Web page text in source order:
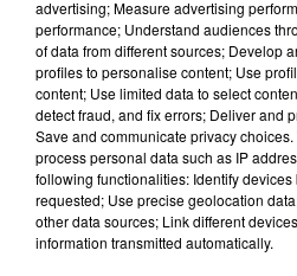
7 août 2026
RÜFÜS DU
album après
7 août 2026
Angèle et
collaboration
advertising; Measure advertising
performance; Understand audiences
of data from different sources; Develop
profiles to personalise content; Use
content; Use limited data to select
detect fraud, and fix errors; Deliver and
Save and communicate privacy
process personal data such as IP
following functionalities: Identify
requested; Use precise geolocation
other data sources; Link different
information transmitted automatically.